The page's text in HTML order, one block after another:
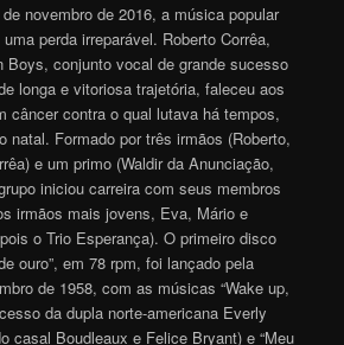
novembro de 2016, a música popular
perda irreparável. Roberto Corrêa,
Boys, conjunto vocal de grande sucesso
longa e vitoriosa trajetória, faleceu aos
câncer contra o qual lutava há tempos,
natal. Formado por três irmãos (Roberto,
e um primo (Waldir da Anunciação,
iniciou carreira com seus membros
irmãos mais jovens, Eva, Mário e
o Trio Esperança). O primeiro disco
ouro”, em 78 rpm, foi lançado pela
de 1958, com as músicas “Wake up,
da dupla norte-americana Everly
casal Boudleaux e Felice Bryant) e “Meu